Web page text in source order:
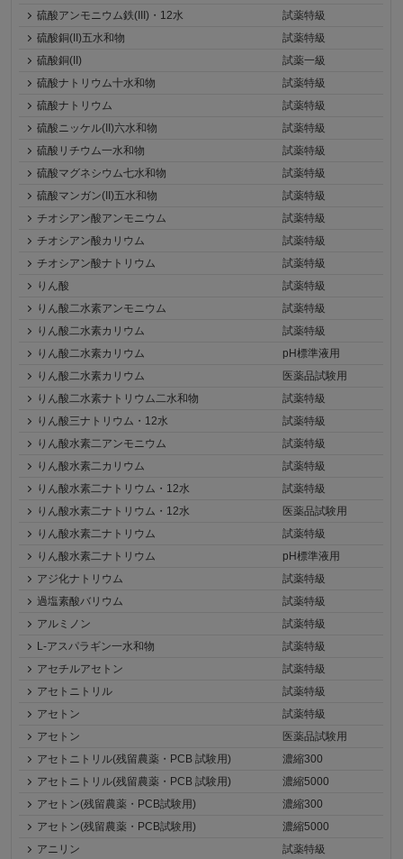
硫酸アンモニウム鉄(III)・12水
試薬特級
硫酸銅(II)五水和物
試薬特級
硫酸銅(II)
試薬一級
硫酸ナトリウム十水和物
試薬特級
硫酸ナトリウム
試薬特級
硫酸ニッケル(II)六水和物
試薬特級
硫酸リチウム一水和物
試薬特級
硫酸マグネシウム七水和物
試薬特級
硫酸マンガン(II)五水和物
試薬特級
チオシアン酸アンモニウム
試薬特級
チオシアン酸カリウム
試薬特級
チオシアン酸ナトリウム
試薬特級
りん酸
試薬特級
りん酸二水素アンモニウム
試薬特級
りん酸二水素カリウム
試薬特級
りん酸二水素カリウム
pH標準液用
りん酸二水素カリウム
医薬品試験用
りん酸二水素ナトリウム二水和物
試薬特級
りん酸三ナトリウム・12水
試薬特級
りん酸水素二アンモニウム
試薬特級
りん酸水素二カリウム
試薬特級
りん酸水素二ナトリウム・12水
試薬特級
りん酸水素二ナトリウム・12水
医薬品試験用
りん酸水素二ナトリウム
試薬特級
りん酸水素二ナトリウム
pH標準液用
アジ化ナトリウム
試薬特級
過塩素酸バリウム
試薬特級
アルミノン
試薬特級
L-アスパラギン一水和物
試薬特級
アセチルアセトン
試薬特級
アセトニトリル
試薬特級
アセトン
試薬特級
アセトン
医薬品試験用
アセトニトリル(残留農薬・PCB 試験用)
濃縮300
アセトニトリル(残留農薬・PCB 試験用)
濃縮5000
アセトン(残留農薬・PCB試験用)
濃縮300
アセトン(残留農薬・PCB試験用)
濃縮5000
アニリン
試薬特級